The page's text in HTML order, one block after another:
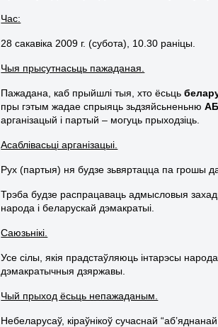
Час:
28 сакавіка 2009 г. (субота), 10.30 раніцы.
Чыя прысутнасьць пажаданая.
Пажадана, каб прыйшлі тыя, хто ёсьць
пры гэтым жадае спрыяць зьдзяйсьненьню
арганізацый і партый – могуць прыходзіць.
Асаблівасьці арганізацыі.
Рух (партыя) ня будзе зьвяртацца па грошы да
Трэба будзе распрацаваць адмысловыя
народа і беларускай дэмакратыі.
Саюзьнікі.
Усе сілы, якія прадстаўляюць інтарэсы
дэмакратычныя дзяржавы.
Чый прыход ёсьць непажаданым.
Небеларусаў, кіраўнікоў сучаснай